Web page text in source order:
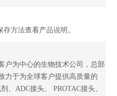
存方法查看产品说明。
户为中心的生物技术公司，总部
力于为全球客户提供高质量的
、ADC接头、 PROTAC接头、